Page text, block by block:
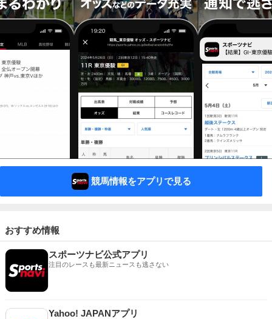
競馬情報をアプリで見る
おすすめ情報
スポーツナビ公式アプリ
注目のレースも最新ニュースも逃さない
Yahoo! JAPANアプリ